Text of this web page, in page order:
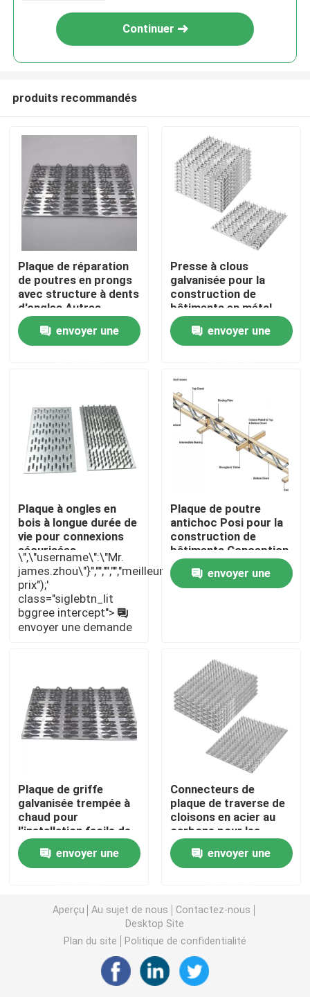
Aperçu
Produits
A propos de nous
Visite d'usine
Contrôle de la qualité
Contact
Demande de soumission
Parties de matériel métallique
Organiseur de stockage à domicile
Supports métalliques personnalisés
Matériel de jardinage en métal
Pieds de table métalliques
Accessoires audio pour ordinateur
Matériel métallique sur mesure
Continuer
produits recommandés
Plaque de réparation
de poutres en prongs
avec structure à dents
d'ongles Autres
matériaux de
construction
métalliques
envoyer une
Presse à clous
galvanisée pour la
construction de
bâtiments en métal
robuste et résilient
envoyer une
Plaque à ongles en
bois à longue durée de
vie pour connexions
sécurisées
\",\"username\":\"Mr.
james.zhou\"}","","","","meilleur
prix");'
class="siglebtn_lit
bggree intercept">
envoyer une demande
Plaque de poutre
antichoc Posi pour la
construction de
bâtiments Conception
standard et non
standardenvoyer une
Plaque de griffe
galvanisée trempée à
chaud pour
l'installation facile de
planchers en bois
envoyer une
Connecteurs de
plaque de traverse de
cloisons en acier au
carbone pour les
besoins de
construction fixes
envoyer une
Aperçu Au sujet de nous
Contactez-nous
Desktop Site
Plan du site
Politique de confidentialité